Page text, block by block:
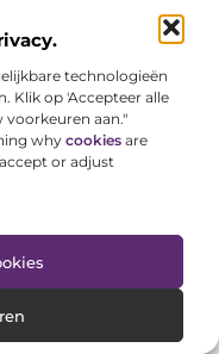
technologieën
Klik op 'Accepteer alle
voorkeuren aan."
why cookies are
or adjust
is het voor
om